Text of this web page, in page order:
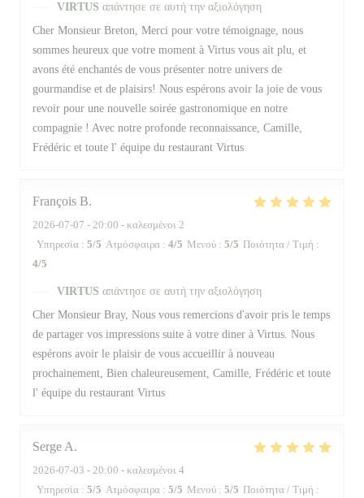
VIRTUS απάντησε σε αυτή την αξιολόγηση
Cher Monsieur Breton, Merci pour votre témoignage, nous
sommes heureux que votre moment à Virtus vous ait plu, et
avons été enchantés de vous présenter notre univers de
gourmandise et de plaisirs! Nous espérons avoir la joie de vous
revoir pour une nouvelle soirée gastronomique en notre
compagnie ! Avec notre profonde reconnaissance, Camille,
Frédéric et toute l' équipe du restaurant Virtus
François B
2026-07-07 - 20:00 - καλεσμένοι 2
Υπηρεσία : 5/5 Ατμόσφαιρα : 4/5 Μενού : 5/5 Ποιότητα / Τιμή :
4/5
VIRTUS απάντησε σε αυτή την αξιολόγηση
Cher Monsieur Bray, Nous vous remercions d'avoir pris le temps
de partager vos impressions suite à votre diner à Virtus. Nous
espérons avoir le plaisir de vous accueillir à nouveau
prochainement, Bien chaleureusement, Camille, Frédéric et toute
l' équipe du restaurant Virtus
Serge A
2026-07-03 - 20:00 - καλεσμένοι 4
Υπηρεσία : 5/5 Ατμόσφαιρα : 5/5 Μενού : 5/5 Ποιότητα / Τιμή :